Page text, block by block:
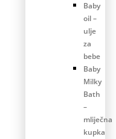
Baby
oil –
ulje
za
bebe
Baby
Milky
Bath
–
mliječna
kupka